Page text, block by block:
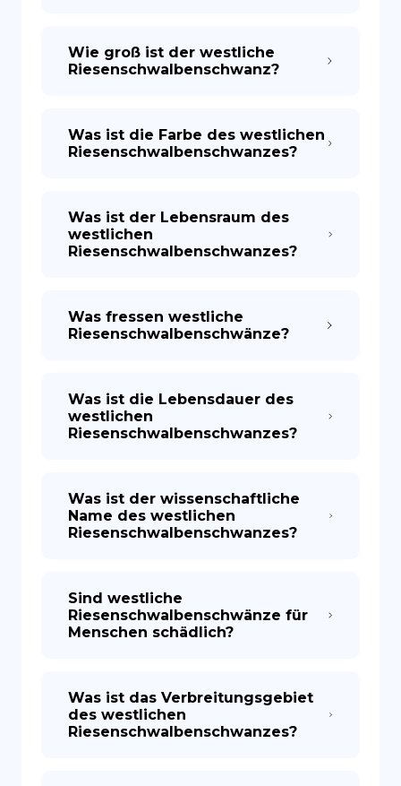
Wie groß ist der westliche
Riesenschwalbenschwanz?
Was ist die Farbe des westlichen
Riesenschwalbenschwanzes?
Was ist der Lebensraum des
westlichen
Riesenschwalbenschwanzes?
Was fressen westliche
Riesenschwalbenschwänze?
Was ist die Lebensdauer des
westlichen
Riesenschwalbenschwanzes?
Was ist der wissenschaftliche
Name des westlichen
Riesenschwalbenschwanzes?
Sind westliche
Riesenschwalbenschwänze für
Menschen schädlich?
Was ist das Verbreitungsgebiet
des westlichen
Riesenschwalbenschwanzes?